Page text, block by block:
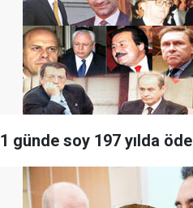
1 günde soy 197 yılda öde